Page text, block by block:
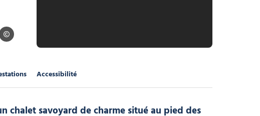
Accessibilité
chalet savoyard de charme situé au pied des